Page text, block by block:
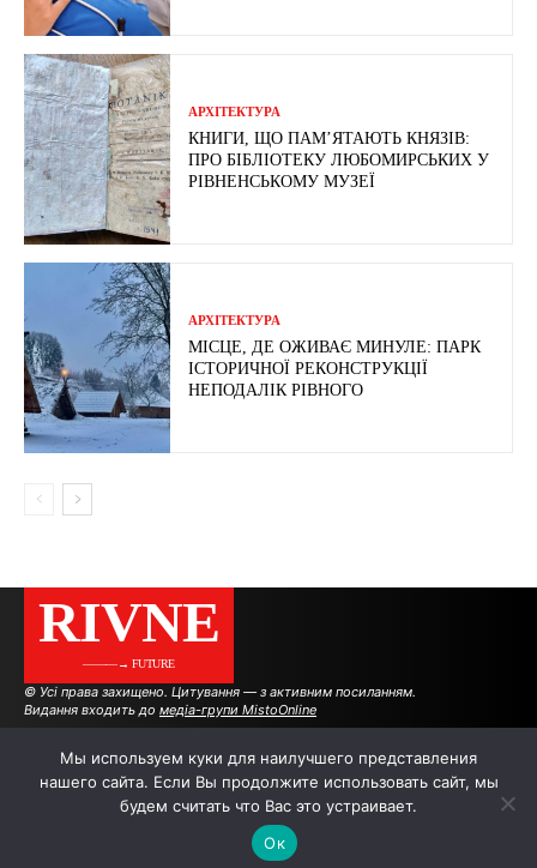
АРХІТЕКТУРА
КНИГИ, ЩО ПАМ’ЯТАЮТЬ КНЯЗІВ:
ПРО БІБЛІОТЕКУ ЛЮБОМИРСЬКИХ У
РІВНЕНСЬКОМУ МУЗЕЇ
АРХІТЕКТУРА
МІСЦЕ, ДЕ ОЖИВАЄ МИНУЛЕ: ПАРК
ІСТОРИЧНОЇ РЕКОНСТРУКЦІЇ
НЕПОДАЛІК РІВНОГО
RIVNE
———→ FUTURE
© Усі права захищено. Цитування — з активним посиланням.
Видання входить до медіа-групи MistoOnline
АВТОРИ РЕКЛАМА НА САЙТІ
Мы используем куки для наилучшего представления
нашего сайта. Если Вы продолжите использовать сайт, мы
будем считать что Вас это устраивает.
Ок